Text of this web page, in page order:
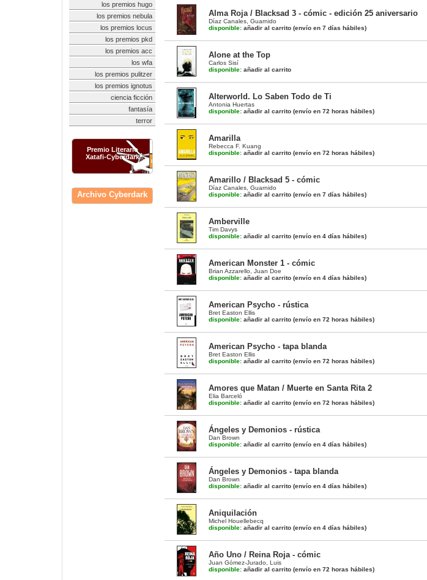
los premios hugo
los premios nebula
los premios locus
los premios pkd
los premios acc
los wfa
los premios pulitzer
los premios ignotus
ciencia ficción
fantasía
terror
Premio Literario
Xatafi-Cyberdark
Archivo Cyberdark
Alma Roja / Blacksad 3 - cómic - edición 25 aniversario
Díaz Canales Guarnido
disponible: añadir al carrito (envío en 7 días hábiles)
Alone at the Top
Carlos Sisí
disponible: añadir al carrito
Alterworld. Lo Saben Todo de Ti
Antonia Huertas
disponible: añadir al carrito (envío en 72 horas hábiles)
Amarilla
Rebecca F. Kuang
disponible: añadir al carrito (envío en 72 horas hábiles)
Amarillo / Blacksad 5 - cómic
Díaz Canales Guarnido
disponible: añadir al carrito (envío en 7 días hábiles)
Amberville
Tim Davys
disponible: añadir al carrito (envío en 4 días hábiles)
American Monster 1 - cómic
Brian Azzarello
Juan Doe
disponible: añadir al carrito (envío en 4 días hábiles)
American Psycho - rústica
Bret Easton Ellis
disponible: añadir al carrito (envío en 72 horas hábiles)
American Psycho - tapa blanda
Bret Easton Ellis
disponible: añadir al carrito (envío en 72 horas hábiles)
Amores que Matan / Muerte en Santa Rita 2
Elia Barceló
disponible: añadir al carrito (envío en 72 horas hábiles)
Ángeles y Demonios - rústica
Dan Brown
disponible: añadir al carrito (envío en 4 días hábiles)
Ángeles y Demonios - tapa blanda
Dan Brown
disponible: añadir al carrito (envío en 4 días hábiles)
Aniquilación
Michel Houellebecq
disponible: añadir al carrito (envío en 4 días hábiles)
Año Uno / Reina Roja - cómic
Juan Gómez-Jurado
Luis
disponible: añadir al carrito (envío en 72 horas hábiles)